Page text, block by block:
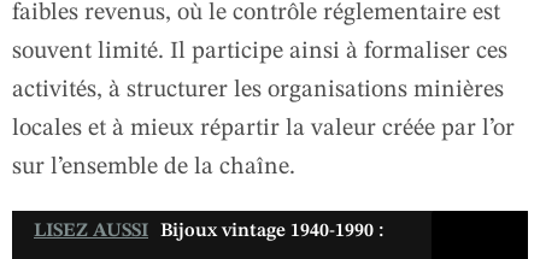
faibles revenus, où le contrôle réglementaire est
souvent limité. Il participe ainsi à formaliser ces
activités, à structurer les organisations minières
locales et à mieux répartir la valeur créée par l’or
sur l’ensemble de la chaîne.
LISEZ AUSSI
Bijoux vintage 1940-1990 :